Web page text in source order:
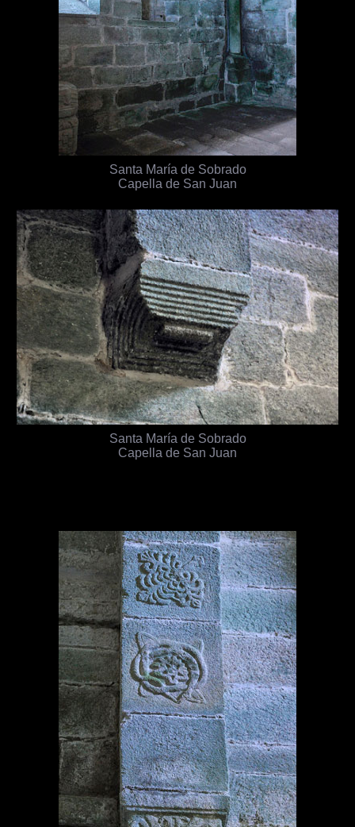
Santa María de Sobrado
Capella de San Juan
Santa María de Sobrado
Capella de San Juan